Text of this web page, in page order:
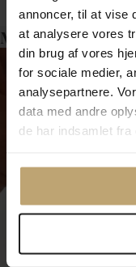
annoncer, til at vise
at analysere vores
din brug af vores
for sociale medier,
analysepartnere.
data med andre
de har indsamlet fra
Måske er det her